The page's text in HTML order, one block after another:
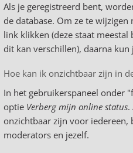
Als je geregistreerd bent,
de database. Om ze te wijzigen
link klikken (deze staat
dit kan verschillen), daarna
Hoe kan ik onzichtbaar zijn in
In het gebruikerspaneel onder
optie Verberg mijn online status.
onzichtbaar zijn voor iedereen,
moderators en jezelf.